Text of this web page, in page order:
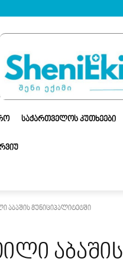
ᲡᲐᲥᲐᲠᲗᲕᲔᲚᲝᲡ ᲙᲣᲗᲮᲔᲔᲑᲘ
აბაშის მუნიციპალიტეტში
აბაშის